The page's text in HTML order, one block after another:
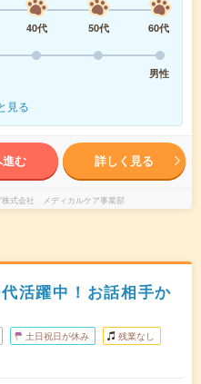
40代 50代
60代
男性
見る
む 詳しく見る
株式会社 メディカルケア事業部
活躍中！お話相手か
土日祝日が休み 残業なし